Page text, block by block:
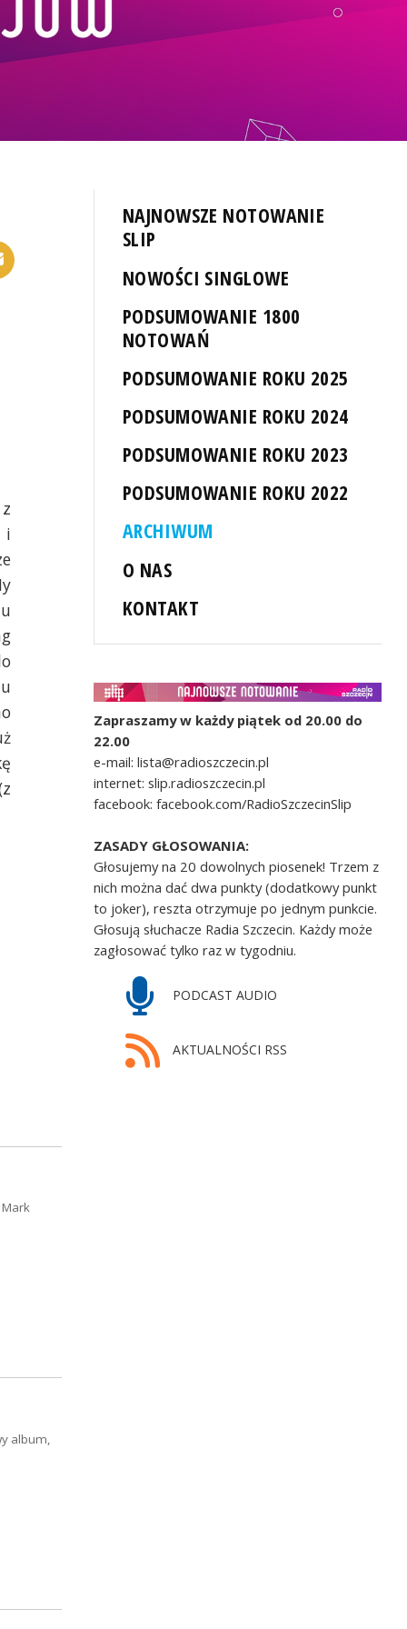
i
NAJNOWSZE NOTOWANIE
SLIP
NOWOŚCI SINGLOWE
PODSUMOWANIE 1800
NOTOWAŃ
PODSUMOWANIE ROKU 2025
PODSUMOWANIE ROKU 2024
PODSUMOWANIE ROKU 2023
PODSUMOWANIE ROKU 2022
ARCHIWUM
O NAS
KONTAKT
Zapraszamy w każdy piątek od 20.00 do
22.00
e-mail: lista@radioszczecin.pl
internet: slip.radioszczecin.pl
facebook: facebook.com/RadioSzczecinSlip
ZASADY GŁOSOWANIA:
Głosujemy na 20 dowolnych piosenek! Trzem z
nich można dać dwa punkty (dodatkowy punkt
to joker), reszta otrzymuje po jednym punkcie.
Głosują słuchacze Radia Szczecin. Każdy może
zagłosować tylko raz w tygodniu.
PODCAST AUDIO
AKTUALNOŚCI RSS
album,